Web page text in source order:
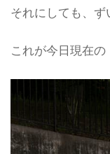
それにしても、ず
これが今日現在の